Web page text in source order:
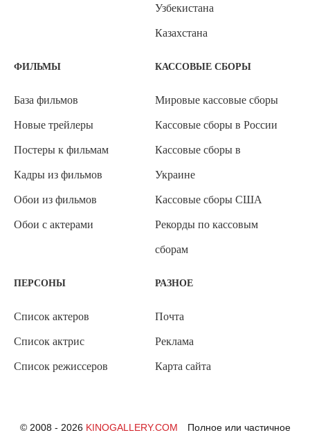
Узбекистана
Казахстана
ФИЛЬМЫ
База фильмов
Новые трейлеры
Постеры к фильмам
Кадры из фильмов
Обои из фильмов
Обои с актерами
КАССОВЫЕ СБОРЫ
Мировые кассовые сборы
Кассовые сборы в России
Кассовые сборы в
Украине
Кассовые сборы США
Рекорды по кассовым
сборам
ПЕРСОНЫ
Список актеров
Список актрис
Список режиссеров
РАЗНОЕ
Почта
Реклама
Карта сайта
© 2008 - 2026 KINOGALLERY.COM Полное или частичное